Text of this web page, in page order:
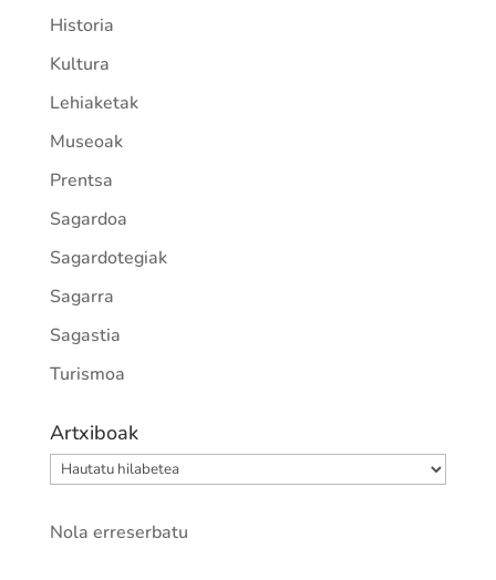
Historia
Kultura
Lehiaketak
Museoak
Prentsa
Sagardoa
Sagardotegiak
Sagarra
Sagastia
Turismoa
Artxiboak
Artxiboak
Nola erreserbatu